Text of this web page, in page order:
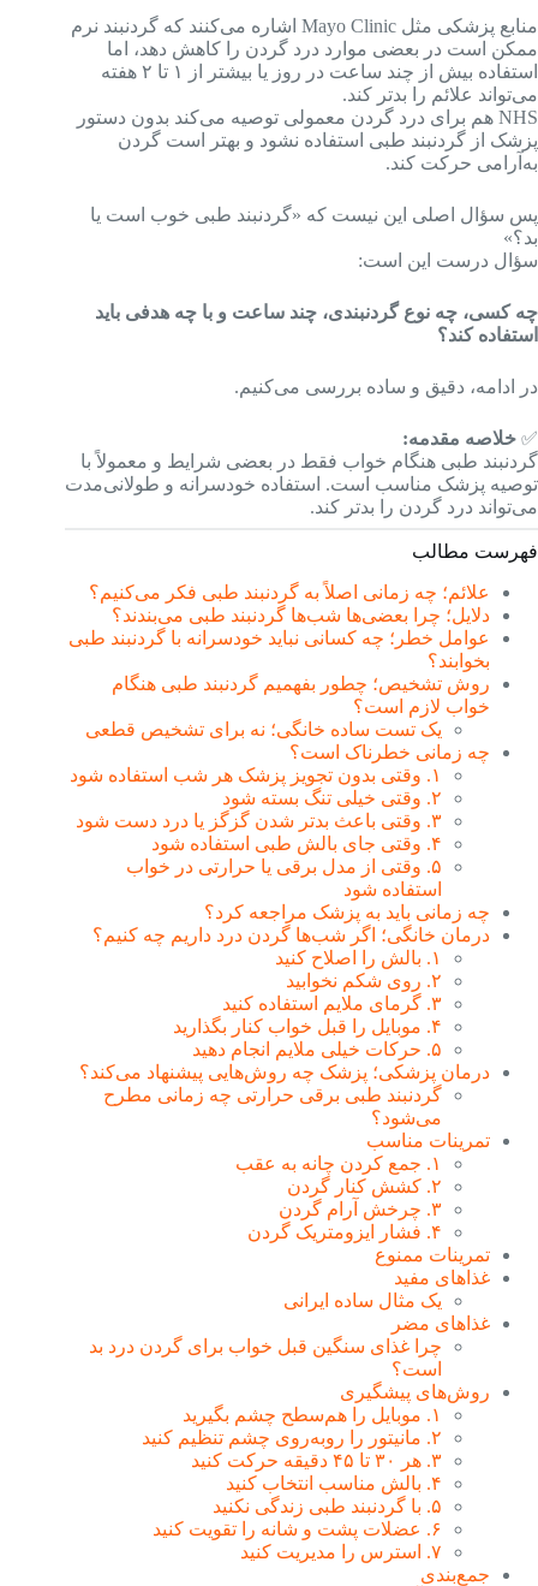
منابع پزشکی مثل Mayo Clinic اشاره می‌کنند که گردنبند نرم
ممکن است در بعضی موارد درد گردن را کاهش دهد، اما
استفاده بیش از چند ساعت در روز یا بیشتر از ۱ تا ۲ هفته
می‌تواند علائم را بدتر کند.
NHS هم برای درد گردن معمولی توصیه می‌کند بدون دستور
پزشک از گردنبند طبی استفاده نشود و بهتر است گردن
به‌آرامی حرکت کند.
پس سؤال اصلی این نیست که «گردنبند طبی خوب است یا
بد؟»
سؤال درست این است:
چه کسی، چه نوع گردنبندی، چند ساعت و با چه هدفی باید
استفاده کند؟
در ادامه، دقیق و ساده بررسی می‌کنیم.
✅ خلاصه مقدمه:
گردنبند طبی هنگام خواب فقط در بعضی شرایط و معمولاً با
توصیه پزشک مناسب است. استفاده خودسرانه و طولانی‌مدت
می‌تواند درد گردن را بدتر کند.
فهرست مطالب
علائم؛ چه زمانی اصلاً به گردنبند طبی فکر می‌کنیم؟
دلایل؛ چرا بعضی‌ها شب‌ها گردنبند طبی می‌بندند؟
عوامل خطر؛ چه کسانی نباید خودسرانه با گردنبند طبی
بخوابند؟
روش تشخیص؛ چطور بفهمیم گردنبند طبی هنگام
خواب لازم است؟
یک تست ساده خانگی؛ نه برای تشخیص قطعی
چه زمانی خطرناک است؟
۱. وقتی بدون تجویز پزشک هر شب استفاده شود
۲. وقتی خیلی تنگ بسته شود
۳. وقتی باعث بدتر شدن گزگز یا درد دست شود
۴. وقتی جای بالش طبی استفاده شود
۵. وقتی از مدل برقی یا حرارتی در خواب
استفاده شود
چه زمانی باید به پزشک مراجعه کرد؟
درمان خانگی؛ اگر شب‌ها گردن درد داریم چه کنیم؟
۱. بالش را اصلاح کنید
۲. روی شکم نخوابید
۳. گرمای ملایم استفاده کنید
۴. موبایل را قبل خواب کنار بگذارید
۵. حرکات خیلی ملایم انجام دهید
درمان پزشکی؛ پزشک چه روش‌هایی پیشنهاد می‌کند؟
گردنبند طبی برقی حرارتی چه زمانی مطرح
می‌شود؟
تمرینات مناسب
۱. جمع کردن چانه به عقب
۲. کشش کنار گردن
۳. چرخش آرام گردن
۴. فشار ایزومتریک گردن
تمرینات ممنوع
غذاهای مفید
یک مثال ساده ایرانی
غذاهای مضر
چرا غذای سنگین قبل خواب برای گردن درد بد
است؟
روش‌های پیشگیری
۱. موبایل را هم‌سطح چشم بگیرید
۲. مانیتور را روبه‌روی چشم تنظیم کنید
۳. هر ۳۰ تا ۴۵ دقیقه حرکت کنید
۴. بالش مناسب انتخاب کنید
۵. با گردنبند طبی زندگی نکنید
۶. عضلات پشت و شانه را تقویت کنید
۷. استرس را مدیریت کنید
جمع‌بندی